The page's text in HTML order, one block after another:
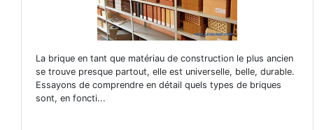
La brique en tant que matériau de construction le plus ancien
se trouve presque partout, elle est universelle, belle, durable.
Essayons de comprendre en détail quels types de briques
sont, en foncti...